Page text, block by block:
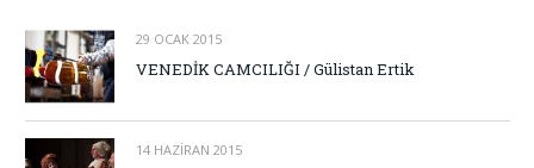
29 OCAK 2015
VENEDİK CAMCILIĞI / Gülistan Ertik
14 HAZIRAN 2015